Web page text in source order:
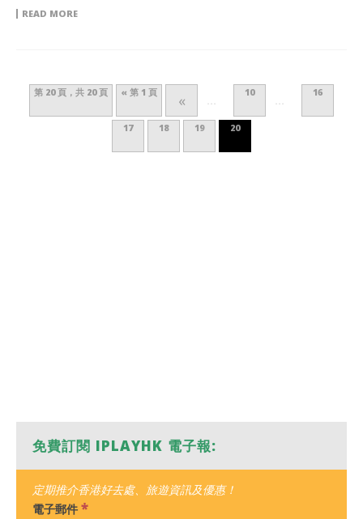
READ MORE
第 20 頁，共 20 頁 « 第 1 頁 « ...
10
...
16
17 18 19 20
免費訂閱 IPLAYHK 電子報:
定期推介香港好去處、旅遊資訊及優惠！
電子郵件 *